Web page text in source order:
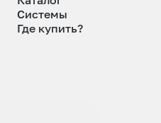
Системы
Где купить?